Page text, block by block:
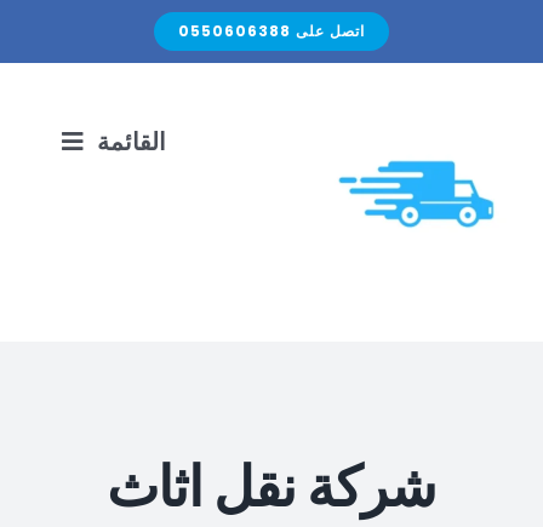
اتصل على 0550606388
القائمة
اتصل بنا
شركة نقل اثاث